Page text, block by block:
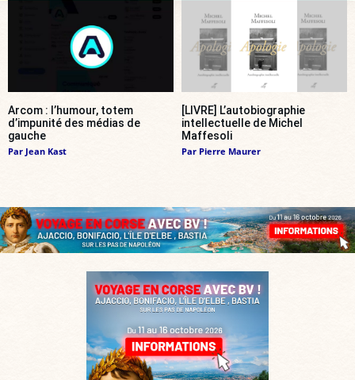
Arcom : l’humour, totem
d’impunité des médias de
gauche
Par Jean Kast
[LIVRE] L’autobiographie
intellectuelle de Michel
Maffesoli
Par Pierre Maurer